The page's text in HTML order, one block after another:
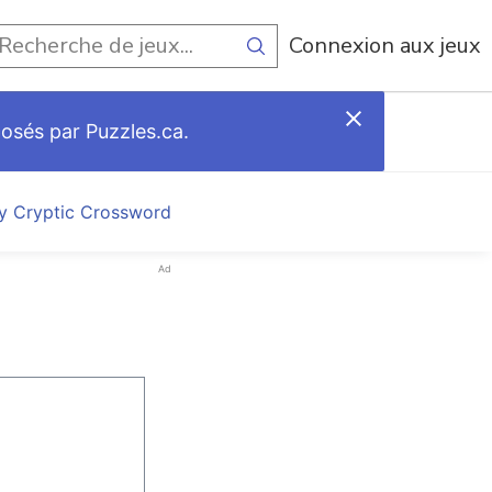
Connexion aux jeux
par Puzzles.ca.
Cryptic Crossword
Ad